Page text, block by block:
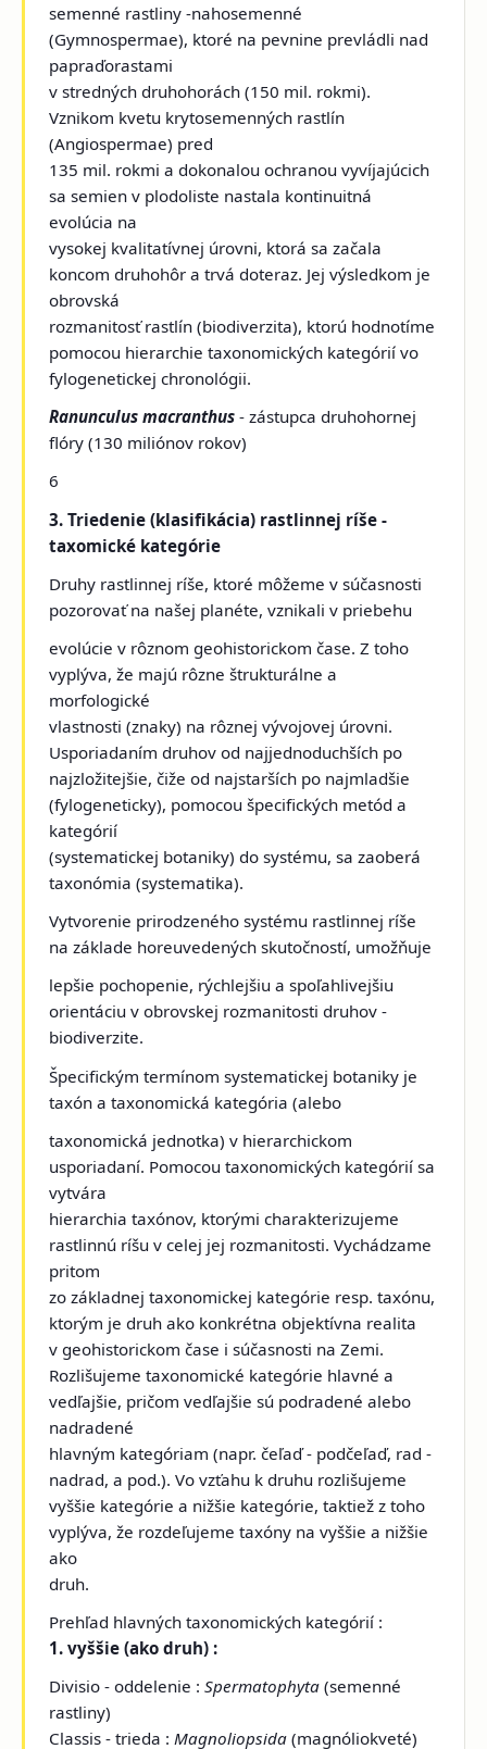
semenné rastliny -nahosemenné
(Gymnospermae), ktoré na pevnine prevládli nad
papraďorastami
v stredných druhohorách (150 mil. rokmi).
Vznikom kvetu krytosemenných rastlín
(Angiospermae) pred
135 mil. rokmi a dokonalou ochranou vyvíjajúcich
sa semien v plodoliste nastala kontinuitná
evolúcia na
vysokej kvalitatívnej úrovni, ktorá sa začala
koncom druhohôr a trvá doteraz. Jej výsledkom je
obrovská
rozmanitosť rastlín (biodiverzita), ktorú hodnotíme
pomocou hierarchie taxonomických kategórií vo
fylogenetickej chronológii.
Ranunculus macranthus - zástupca druhohornej
flóry (130 miliónov rokov)
6
3. Triedenie (klasifikácia) rastlinnej ríše -
taxomické kategórie
Druhy rastlinnej ríše, ktoré môžeme v súčasnosti
pozorovať na našej planéte, vznikali v priebehu
evolúcie v rôznom geohistorickom čase. Z toho
vyplýva, že majú rôzne štrukturálne a
morfologické
vlastnosti (znaky) na rôznej vývojovej úrovni.
Usporiadaním druhov od najjednoduchších po
najzložitejšie, čiže od najstarších po najmladšie
(fylogeneticky), pomocou špecifických metód a
kategórií
(systematickej botaniky) do systému, sa zaoberá
taxonómia (systematika).
Vytvorenie prirodzeného systému rastlinnej ríše
na základe horeuvedených skutočností, umožňuje
lepšie pochopenie, rýchlejšiu a spoľahlivejšiu
orientáciu v obrovskej rozmanitosti druhov -
biodiverzite.
Špecifickým termínom systematickej botaniky je
taxón a taxonomická kategória (alebo
taxonomická jednotka) v hierarchickom
usporiadaní. Pomocou taxonomických kategórií sa
vytvára
hierarchia taxónov, ktorými charakterizujeme
rastlinnú ríšu v celej jej rozmanitosti. Vychádzame
pritom
zo základnej taxonomickej kategórie resp. taxónu,
ktorým je druh ako konkrétna objektívna realita
v geohistorickom čase i súčasnosti na Zemi.
Rozlišujeme taxonomické kategórie hlavné a
vedľajšie, pričom vedľajšie sú podradené alebo
nadradené
hlavným kategóriam (napr. čeľaď - podčeľaď, rad -
nadrad, a pod.). Vo vzťahu k druhu rozlišujeme
vyššie kategórie a nižšie kategórie, taktiež z toho
vyplýva, že rozdeľujeme taxóny na vyššie a nižšie
ako
druh.
Prehľad hlavných taxonomických kategórií :
1. vyššie (ako druh) :
Divisio - oddelenie :Spermatophyta (semenné
rastliny)
Classis - trieda :Magnoliopsida (magnóliokveté)